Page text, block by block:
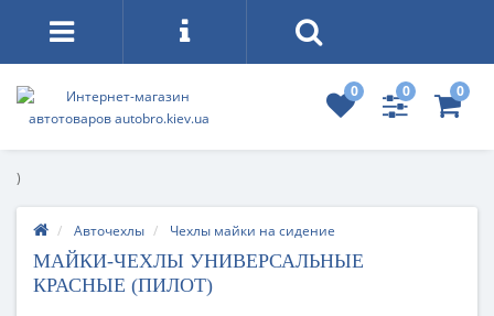
0 0 0
)
Авточехлы Чехлы майки на сидение
МАЙКИ-ЧЕХЛЫ УНИВЕРСАЛЬНЫЕ
КРАСНЫЕ (ПИЛОТ)